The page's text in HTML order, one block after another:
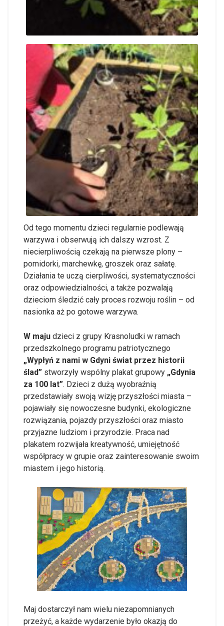
Od tego momentu dzieci regularnie podlewają
warzywa i obserwują ich dalszy wzrost. Z
niecierpliwością czekają na pierwsze plony –
pomidorki, marchewkę, groszek oraz sałatę.
Działania te uczą cierpliwości, systematyczności
oraz odpowiedzialności, a także pozwalają
dzieciom śledzić cały proces rozwoju roślin – od
nasionka aż po gotowe warzywa.
W maju dzieci z grupy Krasnoludki w ramach
przedszkolnego programu patriotycznego
„Wypłyń z nami w Gdyni świat przez historii
ślad” stworzyły wspólny plakat grupowy „Gdynia
za 100 lat”. Dzieci z dużą wyobraźnią
przedstawiały swoją wizję przyszłości miasta –
pojawiały się nowoczesne budynki, ekologiczne
rozwiązania, pojazdy przyszłości oraz miasto
przyjazne ludziom i przyrodzie. Praca nad
plakatem rozwijała kreatywność, umiejętność
współpracy w grupie oraz zainteresowanie swoim
miastem i jego historią.
Maj dostarczył nam wielu niezapomnianych
przeżyć, a każde wydarzenie było okazją do